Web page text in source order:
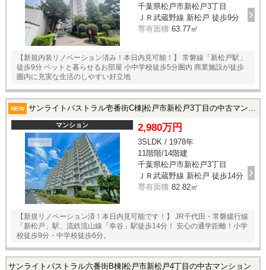
千葉県松戸市新松戸3丁目
ＪＲ武蔵野線 新松戸 徒歩9分
専有面積 63.77㎡
【新規内装リノベーション済み！本日内見可能！】 常磐線「新松戸駅」
徒歩9分 ペットと暮らせるお部屋 小中学校徒歩5分圏内 商業施設が徒歩
圏内に充実な生活のしやすい好立地
NEW サンライトパストラル壱番街C棟|松戸市新松戸3丁目の中古マンション
マンション 2,980万円
3SLDK / 1978年
11階階/14階建
千葉県松戸市新松戸3丁目
ＪＲ武蔵野線 新松戸 徒歩14分
専有面積 82.82㎡
【新規リノベーション済！本日内見可能です！】 JR千代田・常磐緩行線
「新松戸」駅、流鉄流山線「幸谷」駅徒歩14分！ 安心の通学距離！小学
校徒歩9分・中学校徒歩6分。
サンライトパストラル六番街B棟|松戸市新松戸4丁目の中古マンション